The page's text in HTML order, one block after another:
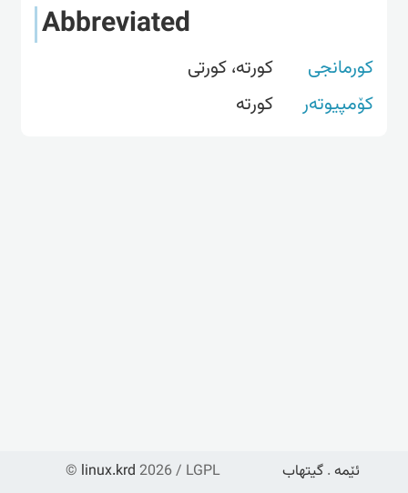
Abbreviated
کورمانجی
کورتە، کورتی
کۆمپیوتەر
کورته‌
© linux.krd 2026 / LGPL ئێمە . گیتهاب